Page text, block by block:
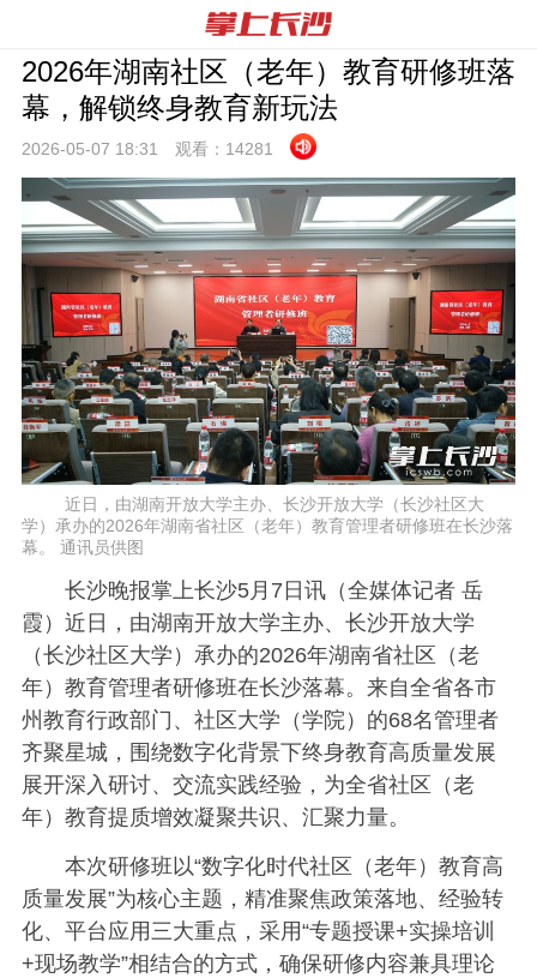
2026年湖南社区（老年）教育研修班落
幕，解锁终身教育新玩法
2026-05-07 18:31 观看： 14281
近日，由湖南开放大学主办、长沙开放大学（长沙社区大
学）承办的2026年湖南省社区（老年）教育管理者研修班在长沙落
幕。 通讯员供图
长沙晚报掌上长沙5月7日讯（全媒体记者 岳
霞）近日，由湖南开放大学主办、长沙开放大学
（长沙社区大学）承办的2026年湖南省社区（老
年）教育管理者研修班在长沙落幕。来自全省各市
州教育行政部门、社区大学（学院）的68名管理者
齐聚星城，围绕数字化背景下终身教育高质量发展
展开深入研讨、交流实践经验，为全省社区（老
年）教育提质增效凝聚共识、汇聚力量。
本次研修班以“数字化时代社区（老年）教育高
质量发展”为核心主题，精准聚焦政策落地、经验转
化、平台应用三大重点，采用“专题授课+实操培训
+现场教学”相结合的方式，确保研修内容兼具理论